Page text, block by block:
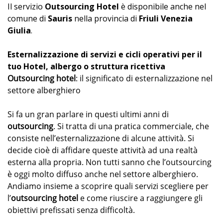
Il servizio Outsourcing Hotel è disponibile anche nel
comune di Sauris nella provincia di Friuli Venezia
Giulia.
Esternalizzazione di servizi e cicli operativi per il
tuo Hotel, albergo o struttura ricettiva
Outsourcing hotel: il significato di esternalizzazione nel
settore alberghiero
Si fa un gran parlare in questi ultimi anni di
outsourcing. Si tratta di una pratica commerciale, che
consiste nell’esternalizzazione di alcune attività. Si
decide cioè di affidare queste attività ad una realtà
esterna alla propria. Non tutti sanno che l’outsourcing
è oggi molto diffuso anche nel settore alberghiero.
Andiamo insieme a scoprire quali servizi scegliere per
l’outsourcing hotel e come riuscire a raggiungere gli
obiettivi prefissati senza difficoltà.